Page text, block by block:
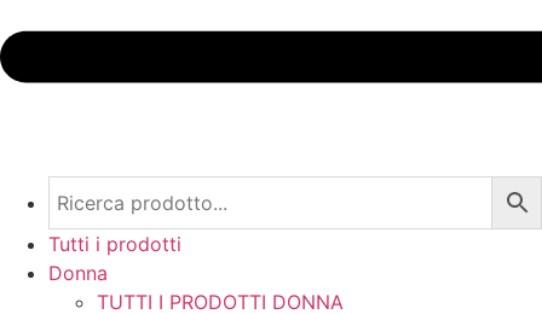
Tutti i prodotti
Donna
TUTTI I PRODOTTI DONNA